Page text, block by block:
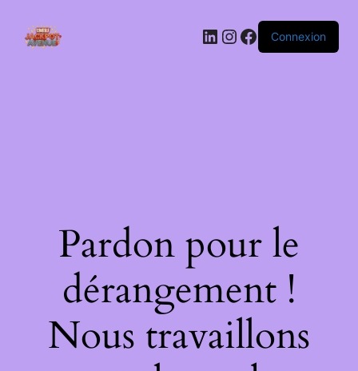
LinkedIn
Instagram
Facebook
Connexion
Pardon pour le
dérangement !
Nous travaillons